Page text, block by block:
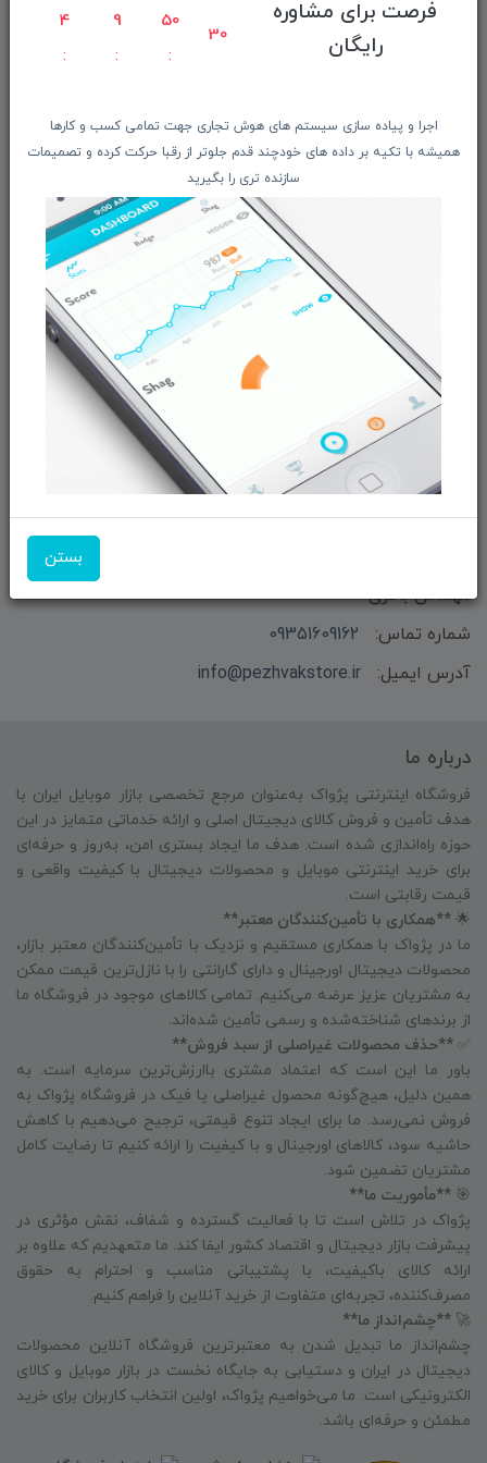
فرصت برای مشاوره
رایگان
4 9 50
30
اجرا و پیاده سازی سیستم های هوش تجاری جهت تمامی کسب و کارها
همیشه با تکیه بر داده های خودچند قدم جلوتر از رقبا حرکت کرده و تصمیمات
سازنده تری را بگیرید
بستن
راهنمای ثبت سفارش
معرفـــی همکــاران
ویتریــن فروشگـــاه
درباره ما بیشتر بدانید
از تخفیف‌ها و جدیدترین‌های فروشگاه ما باخبر شوید:
ثبت‌نام
ما را در شبکه‌های اجتماعی دنبال کنید:
بازرگانی و فروش محصولات MSI ماتریکس - جناب آقای
مهندس باقری
شماره تماس:
09351609162
آدرس ایمیل:
info@pezhvakstore.ir
درباره ما
فروشگاه اینترنتی پژواک به‌عنوان مرجع تخصصی بازار موبایل ایران با
هدف تأمین و فروش کالای دیجیتال اصلی و ارائه خدماتی متمایز در این
حوزه راه‌اندازی شده است. هدف ما ایجاد بستری امن، به‌روز و حرفه‌ای
برای خرید اینترنتی موبایل و محصولات دیجیتال با کیفیت واقعی و
قیمت رقابتی است.
🌟 **همکاری با تأمین‌کنندگان معتبر**
ما در پژواک با همکاری مستقیم و نزدیک با تأمین‌کنندگان معتبر بازار،
محصولات دیجیتال اورجینال و دارای گارانتی را با نازل‌ترین قیمت ممکن
به مشتریان عزیز عرضه می‌کنیم. تمامی کالاهای موجود در فروشگاه ما
از برندهای شناخته‌شده و رسمی تأمین شده‌اند.
✅ **حذف محصولات غیراصلی از سبد فروش**
باور ما این است که اعتماد مشتری باارزش‌ترین سرمایه است. به
همین دلیل، هیچ‌گونه محصول غیراصلی یا فیک در فروشگاه پژواک به
فروش نمی‌رسد. ما برای ایجاد تنوع قیمتی، ترجیح می‌دهیم با کاهش
حاشیه سود، کالاهای اورجینال و با کیفیت را ارائه کنیم تا رضایت کامل
مشتریان تضمین شود.
🎯 **مأموریت ما**
پژواک در تلاش است تا با فعالیت گسترده و شفاف، نقش مؤثری در
پیشرفت بازار دیجیتال و اقتصاد کشور ایفا کند. ما متعهدیم که علاوه بر
ارائه کالای باکیفیت، با پشتیبانی مناسب و احترام به حقوق
مصرف‌کننده، تجربه‌ای متفاوت از خرید آنلاین را فراهم کنیم.
🚀 **چشم‌انداز ما**
چشم‌انداز ما تبدیل شدن به معتبرترین فروشگاه آنلاین محصولات
دیجیتال در ایران و دستیابی به جایگاه نخست در بازار موبایل و کالای
الکترونیکی است. ما می‌خواهیم پژواک، اولین انتخاب کاربران برای خرید
مطمئن و حرفه‌ای باشد.